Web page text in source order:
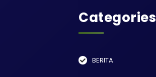
Categories
BERITA